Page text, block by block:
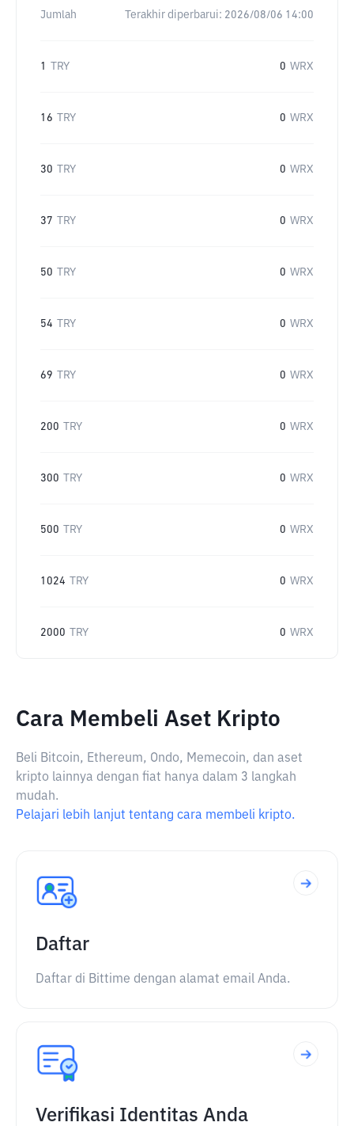
Jumlah Terakhir diperbarui: 2026/08/06 14:00
1 TRY 0 WRX
16 TRY 0 WRX
30 TRY 0 WRX
37 TRY 0 WRX
50 TRY 0 WRX
54 TRY 0 WRX
69 TRY 0 WRX
200 TRY 0 WRX
300 TRY 0 WRX
500 TRY 0 WRX
1024 TRY 0 WRX
2000 TRY 0 WRX
Cara Membeli Aset Kripto
Beli Bitcoin, Ethereum, Ondo, Memecoin, dan aset
kripto lainnya dengan fiat hanya dalam 3 langkah
mudah.
Pelajari lebih lanjut tentang cara membeli kripto.
Daftar
Daftar di Bittime dengan alamat email Anda.
Verifikasi Identitas Anda